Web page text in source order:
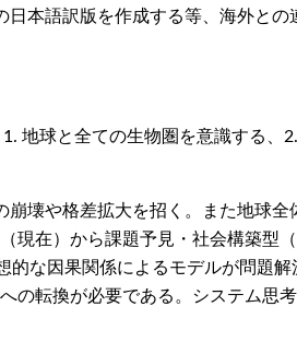
本語訳版を作成する等、海外との
地球と全ての生物圏を意識する、
壊や格差拡大を招く。また地球
現在）から課題予見・社会構築型
な因果関係によるモデルが問題
の転換が必要である。システム思